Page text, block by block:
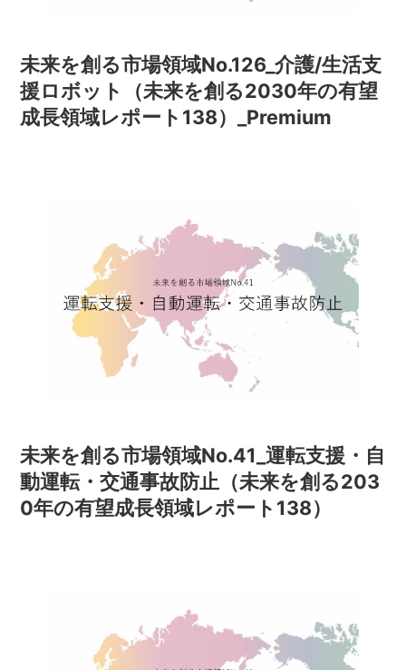
未来を創る市場領域No.126_介護/生活支
援ロボット（未来を創る2030年の有望
成長領域レポート138）_Premium
未来を創る市場領域No.41_運転支援・自
動運転・交通事故防止（未来を創る203
0年の有望成長領域レポート138）